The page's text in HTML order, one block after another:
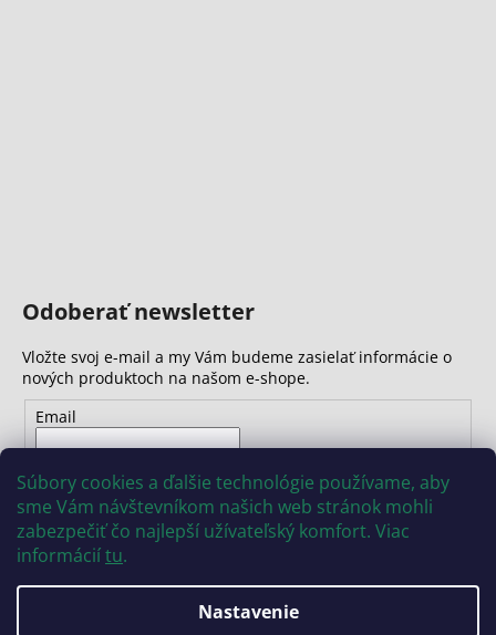
Súbory cookies a ďalšie technológie používame, aby
sme Vám návštevníkom našich web stránok mohli
zabezpečiť čo najlepší užívateľský komfort. Viac
informáciítu.
Nastavenie
Odoberať newsletter
Vložte svoj e-mail a my Vám budeme zasielať informácie o
nových produktoch na našom e-shope.
Email
osobných údajov
PRIHLÁSIŤ SA